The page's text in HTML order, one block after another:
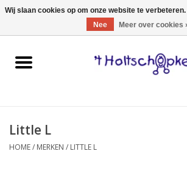
Home
spellen
Little L
HOME/ MERKEN / LITTLE L
Wij slaan cookies op om onze website te
Nee
Meer over cookies